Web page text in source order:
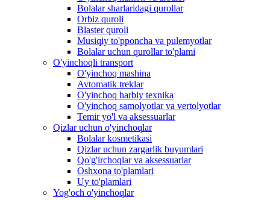
Bolalar sharlaridagi qurollar
Orbiz quroli
Blaster quroli
Musiqiy to'pponcha va pulemyotlar
Bolalar uchun qurollar to'plami
O'yinchoqli transport
O'yinchoq mashina
Avtomatik treklar
O'yinchoq harbiy texnika
O'yinchoq samolyotlar va vertolyotlar
Temir yo'l va aksessuarlar
Qizlar uchun o'yinchoqlar
Bolalar kosmetikasi
Qizlar uchun zargarlik buyumlari
Qo'g'irchoqlar va aksessuarlar
Oshxona to'plamlari
Uy to'plamlari
Yog'och o'yinchoqlar